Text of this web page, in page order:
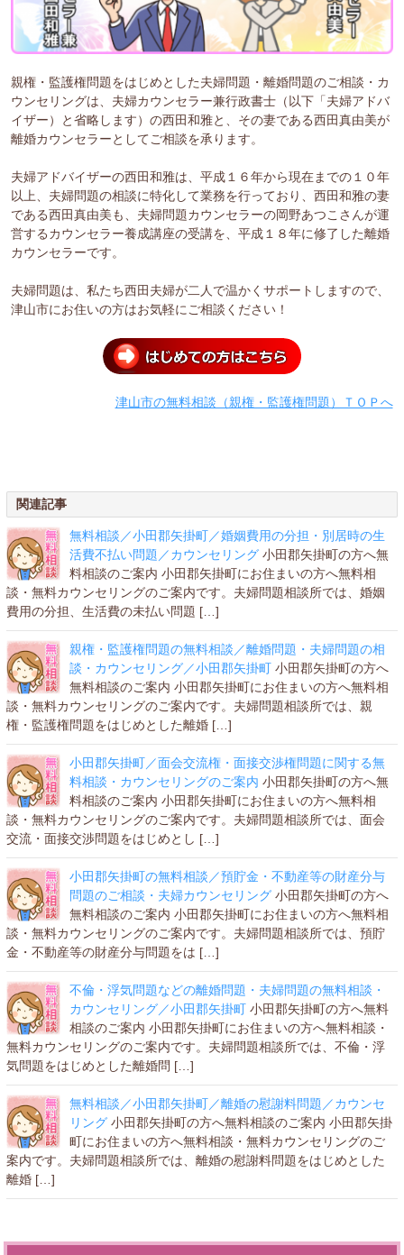
親権・監護権問題をはじめとした夫婦問題・離婚問題のご相談・カ
ウンセリングは、夫婦カウンセラー兼行政書士（以下「夫婦アドバ
イザー）と省略します）の西田和雅と、その妻である西田真由美が
離婚カウンセラーとしてご相談を承ります。
夫婦アドバイザーの西田和雅は、平成１６年から現在までの１０年
以上、夫婦問題の相談に特化して業務を行っており、西田和雅の妻
である西田真由美も、夫婦問題カウンセラーの岡野あつこさんが運
営するカウンセラー養成講座の受講を、平成１８年に修了した離婚
カウンセラーです。
夫婦問題は、私たち西田夫婦が二人で温かくサポートしますので、
津山市にお住いの方はお気軽にご相談ください！
津山市の無料相談（親権・監護権問題）ＴＯＰへ
関連記事
無料相談／小田郡矢掛町／婚姻費用の分担・別居時の生
活費不払い問題／カウンセリング 小田郡矢掛町の方へ無
料相談のご案内 小田郡矢掛町にお住まいの方へ無料相
談・無料カウンセリングのご案内です。夫婦問題相談所では、婚姻
費用の分担、生活費の未払い問題 […]
親権・監護権問題の無料相談／離婚問題・夫婦問題の相
談・カウンセリング／小田郡矢掛町 小田郡矢掛町の方へ
無料相談のご案内 小田郡矢掛町にお住まいの方へ無料相
談・無料カウンセリングのご案内です。夫婦問題相談所では、親
権・監護権問題をはじめとした離婚 […]
小田郡矢掛町／面会交流権・面接交渉権問題に関する無
料相談・カウンセリングのご案内 小田郡矢掛町の方へ無
料相談のご案内 小田郡矢掛町にお住まいの方へ無料相
談・無料カウンセリングのご案内です。夫婦問題相談所では、面会
交流・面接交渉問題をはじめとし […]
小田郡矢掛町の無料相談／預貯金・不動産等の財産分与
問題のご相談・夫婦カウンセリング 小田郡矢掛町の方へ
無料相談のご案内 小田郡矢掛町にお住まいの方へ無料相
談・無料カウンセリングのご案内です。夫婦問題相談所では、預貯
金・不動産等の財産分与問題をは […]
不倫・浮気問題などの離婚問題・夫婦問題の無料相談・
カウンセリング／小田郡矢掛町 小田郡矢掛町の方へ無料
相談のご案内 小田郡矢掛町にお住まいの方へ無料相談・
無料カウンセリングのご案内です。夫婦問題相談所では、不倫・浮
気問題をはじめとした離婚問 […]
無料相談／小田郡矢掛町／離婚の慰謝料問題／カウンセ
リング 小田郡矢掛町の方へ無料相談のご案内 小田郡矢掛
町にお住まいの方へ無料相談・無料カウンセリングのご
案内です。夫婦問題相談所では、離婚の慰謝料問題をはじめとした
離婚 […]